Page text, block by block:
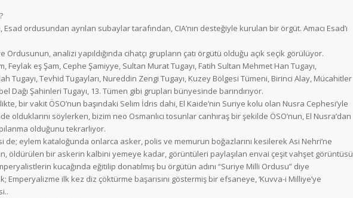
Esad ordusundan ayrılan subaylar tarafından, CIA’nın desteğiyle kurulan bir örgüt. Amacı Esad’ı
Ordusunun, analizi yapıldığında cihatçı grupların çatı örgütü olduğu açık seçik görülüyor.
Feylak eş Şam, Cephe Şamiyye, Sultan Murat Tugayı, Fatih Sultan Mehmet Han Tugayı,
Tugayı, Tevhid Tugayları, Nureddin Zengi Tugayı, Kuzey Bölgesi Tümeni, Birinci Alay, Mücahitler
Dağı Şahinleri Tugayı, 13. Tümen gibi grupları bünyesinde barındırıyor.
bir vakit ÖSO’nun başındaki Selim İdris dahi, El Kaide’nin Suriye kolu olan Nusra Cephesi’yle
olduklarını söylerken, bizim neo Osmanlıcı tosunlar canhıraş bir şekilde ÖSO’nun, El Nusra’dan
olduğunu tekrarlıyor.
de; eylem kataloğunda onlarca asker, polis ve memurun boğazlarını kesilerek Asi Nehri’ne
öldürülen bir askerin kalbini yemeye kadar, görüntüleri paylaşılan envai çeşit vahşet görüntüsü
kucağında eğitilip donatılmış bu örgütün adını “Suriye Milli Ordusu” diye
Emperyalizme ilk kez diz çöktürme başarısını göstermiş bir efsaneye, ‘Kuvva-i Milliye’ye